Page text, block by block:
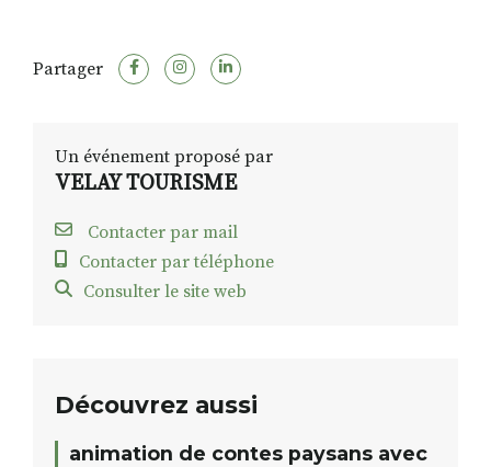
Partager
Un événement proposé par
VELAY TOURISME
Contacter par mail
Contacter par téléphone
Consulter le site web
Découvrez aussi
animation de contes paysans avec